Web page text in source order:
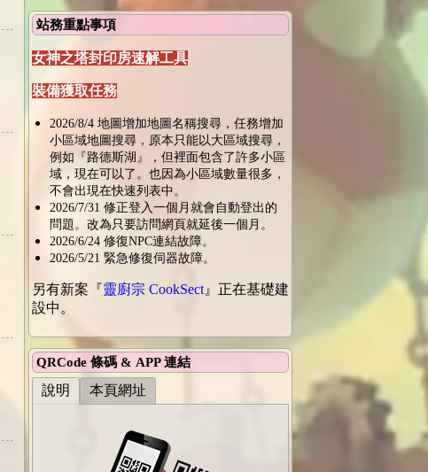
站務重點事項
女神之塔封印房速解工具
裝備獲取任務
2026/8/4 地圖增加地圖名稱搜尋，任務增加
小區域地圖搜尋，原本只能以大區域搜尋，
例如『路德斯湖』，但裡面包含了許多小區
域，現在可以了。也因為小區域數量很多，
不會出現在快速列表中。
2026/7/31 修正登入一個月就會自動登出的
問題。改為只要訪問網頁就延後一個月。
2026/6/24 修復NPC連結故障。
2026/5/21 緊急修復伺器故障。
另有新案『靈廚宗 CookSect』正在基礎建
設中。
QRCode 條碼 & APP 連結
說明 本頁網址